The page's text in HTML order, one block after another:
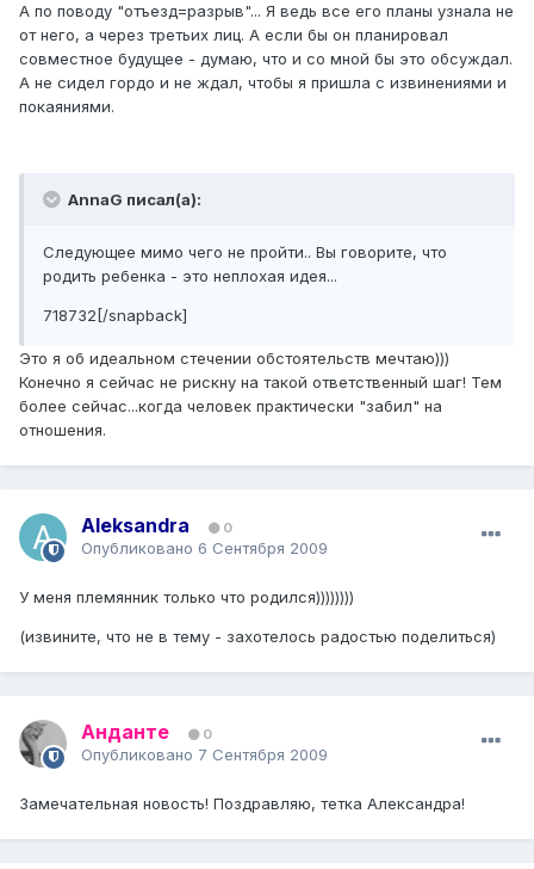
А по поводу "отъезд=разрыв"... Я ведь все его планы узнала не
от него, а через третьих лиц. А если бы он планировал
совместное будущее - думаю, что и со мной бы это обсуждал.
А не сидел гордо и не ждал, чтобы я пришла с извинениями и
покаяниями.
AnnaG писал(а):
Следующее мимо чего не пройти.. Вы говорите, что
родить ребенка - это неплохая идея...
718732[/snapback]
Это я об идеальном стечении обстоятельств мечтаю)))
Конечно я сейчас не рискну на такой ответственный шаг! Тем
более сейчас...когда человек практически "забил" на
отношения.
Aleksandra 0
Опубликовано 6 Сентября 2009
У меня племянник только что родился))))))))
(извините, что не в тему - захотелось радостью поделиться)
Анданте 0
Опубликовано 7 Сентября 2009
Замечательная новость! Поздравляю, тетка Александра!